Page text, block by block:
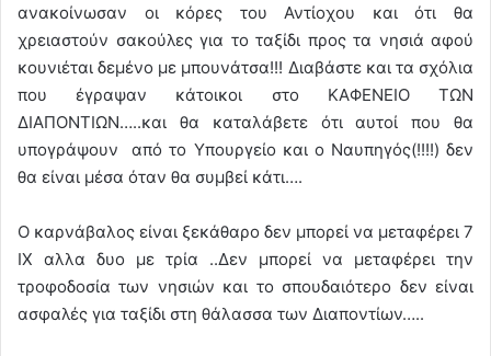
ανακοίνωσαν οι κόρες του Αντίοχου και ότι θα
χρειαστούν σακούλες για το ταξίδι προς τα νησιά αφού
κουνιέται δεμένο με μπουνάτσα!!! Διαβάστε και τα σχόλια
που έγραψαν κάτοικοι στο ΚΑΦΕΝΕΙΟ ΤΩΝ
ΔΙΑΠΟΝΤΙΩΝ…..και θα καταλάβετε ότι αυτοί που θα
υπογράψουν από το Υπουργείο και ο Ναυπηγός(!!!!) δεν
θα είναι μέσα όταν θα συμβεί κάτι….
Ο καρνάβαλος είναι ξεκάθαρο δεν μπορεί να μεταφέρει 7
ΙΧ αλλα δυο με τρία ..Δεν μπορεί να μεταφέρει την
τροφοδοσία των νησιών και το σπουδαιότερο δεν είναι
ασφαλές για ταξίδι στη θάλασσα των Διαποντίων…..